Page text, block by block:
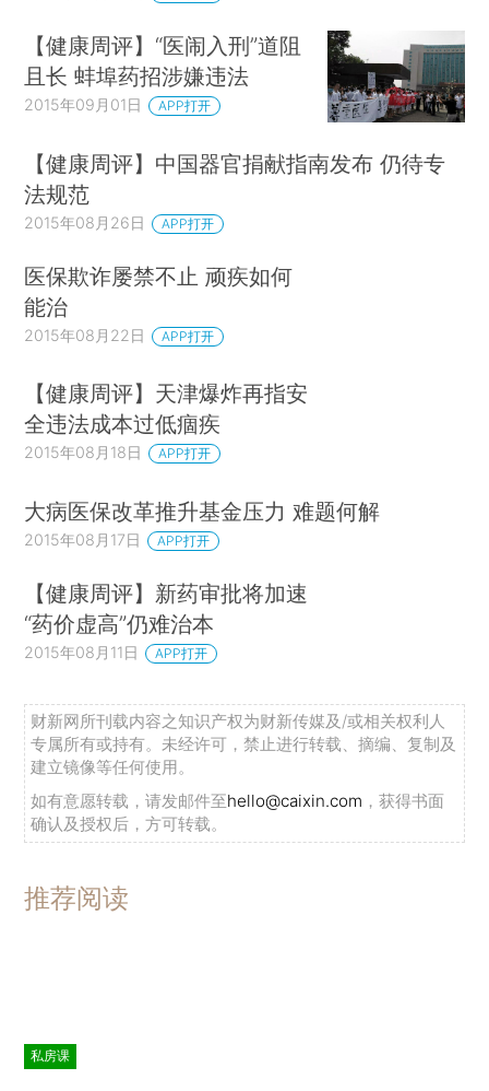
【健康周评】“医闹入刑”道阻
且长 蚌埠药招涉嫌违法
2015年09月01日 APP打开
【健康周评】中国器官捐献指南发布 仍待专
法规范
2015年08月26日 APP打开
医保欺诈屡禁不止 顽疾如何
能治
2015年08月22日 APP打开
【健康周评】天津爆炸再指安
全违法成本过低痼疾
2015年08月18日 APP打开
大病医保改革推升基金压力 难题何解
2015年08月17日 APP打开
【健康周评】新药审批将加速
“药价虚高”仍难治本
2015年08月11日 APP打开
财新网所刊载内容之知识产权为财新传媒及/或相关权利人
专属所有或持有。未经许可，禁止进行转载、摘编、复制及
建立镜像等任何使用。
如有意愿转载，请发邮件至hello@caixin.com ，获得书面
确认及授权后，方可转载。
推荐阅读
私房课